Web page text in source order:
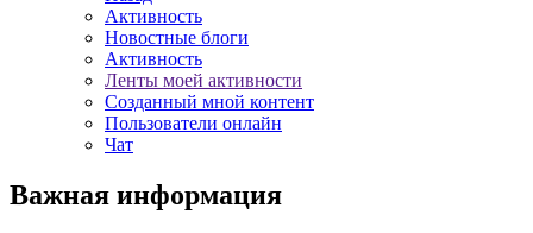
Активность
Новостные блоги
Активность
Ленты моей активности
Созданный мной контент
Пользователи онлайн
Чат
Важная информация